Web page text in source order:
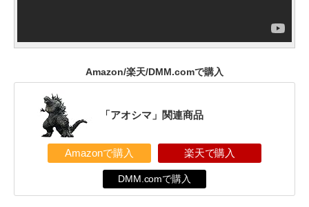
Amazon/楽天/DMM.comで購入
「アオシマ」関連商品
Amazonで購入 楽天で購入
DMM.comで購入